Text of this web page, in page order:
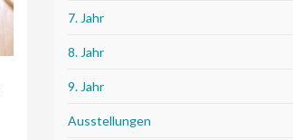
7. Jahr
8. Jahr
9. Jahr
Ausstellungen